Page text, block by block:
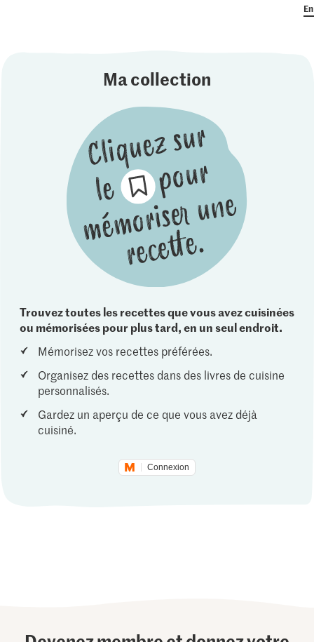
Ma collection
Trouvez toutes les recettes que vous avez cuisinées
ou mémorisées pour plus tard, en un seul endroit.
Mémorisez vos recettes préférées.
Organisez des recettes dans des livres de cuisine
personnalisés.
Gardez un aperçu de ce que vous avez déjà
cuisiné.
Connexion